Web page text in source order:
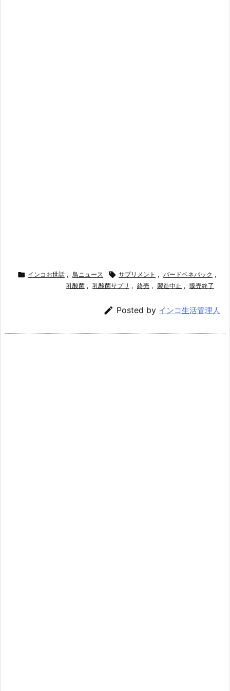
 インコお世話 , 鳥ニュース  サプリメント , バードベネバック ,
乳酸菌 , 乳酸菌サプリ , 終売 , 製造中止 , 販売終了
 Posted by インコ生活管理人